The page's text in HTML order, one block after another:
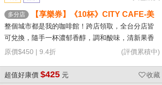
多分店
【享樂券】《10杯》CITY CAFE-美
式咖啡(大杯-冰)
整個城市都是我的咖啡館！跨店領取，全台分店皆
可兌換，隨手一杯濃郁香醇，調和酸味，清新果香
回甘不苦澀
原價$450 | 9.4折 (評價累積中)
超值好康價 $425 元 收藏